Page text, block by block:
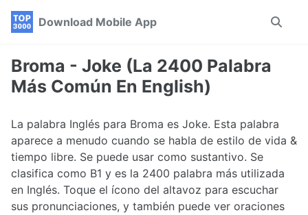
Skip
navigation
Skip
Skip
Download Mobile App
Toggle
Broma - Joke (La 2400 Palabra
Más Común En English)
La palabra Inglés para Broma es Joke. Esta palabra
aparece a menudo cuando se habla de estilo de vida &
tiempo libre. Se puede usar como sustantivo. Se
clasifica como B1 y es la 2400 palabra más utilizada
en Inglés. Toque el ícono del altavoz para escuchar
sus pronunciaciones, y también puede ver oraciones